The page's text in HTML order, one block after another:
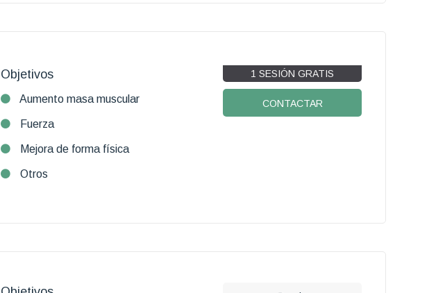
Objetivos
Aumento masa muscular
Fuerza
Mejora de forma física
Otros
1 SESIÓN GRATIS
CONTACTAR